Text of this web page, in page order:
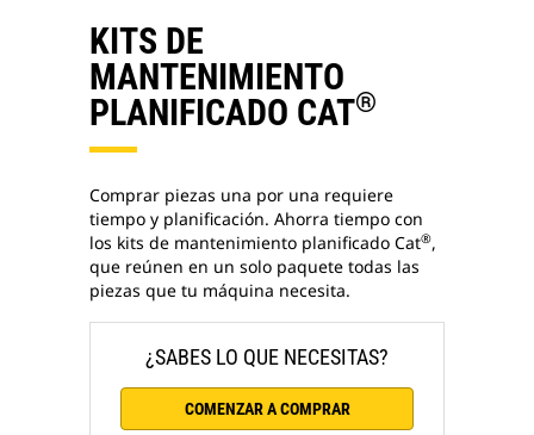
KITS DE
MANTENIMIENTO
PLANIFICADO CAT®
Comprar piezas una por una requiere
tiempo y planificación. Ahorra tiempo con
los kits de mantenimiento planificado Cat®,
que reúnen en un solo paquete todas las
piezas que tu máquina necesita.
¿SABES LO QUE NECESITAS?
COMENZAR A COMPRAR